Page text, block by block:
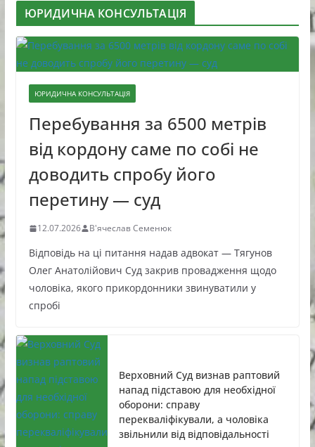
ЮРИДИЧНА КОНСУЛЬТАЦІЯ
ЮРИДИЧНА КОНСУЛЬТАЦІЯ
Перебування за 6500 метрів
від кордону саме по собі не
доводить спробу його
перетину — суд
12.07.2026 В'ячеслав Семенюк
Відповідь на ці питання надав адвокат — Тягунов
Олег Анатолійович Суд закрив провадження щодо
чоловіка, якого прикордонники звинуватили у
спробі
Верховний Суд визнав раптовий
напад підставою для необхідної
оборони: справу
перекваліфікували, а чоловіка
звільнили від відповідальності